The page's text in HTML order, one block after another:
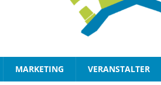
MARKETING VERANSTALTER